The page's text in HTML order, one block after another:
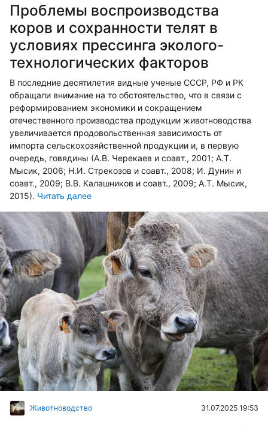
Проблемы воспроизводства
коров и сохранности телят в
условиях прессинга эколого-
технологических факторов
В последние десятилетия видные ученые СССР, РФ и РК
обра­щали внимание на то обстоятельство, что в связи с
реформированием экономики и сокращением
отечественного производства продукции животноводства
увеличивается продовольственная зависимость от
импорта сельскохозяйственной продукции и, в первую
очередь, говядины (А.В. Черекаев и соавт., 2001; А.Т.
Мысик, 2006; Н.И. Стрекозов и соавт., 2008; И. Дунин и
соавт., 2009; В.В. Калашников и соавт., 2009; А.Т. Мысик,
2015). Читать далее
Животноводство 31.07.2025 19:53